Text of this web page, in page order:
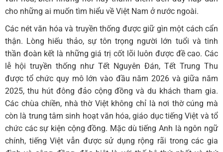
cho những ai muốn tìm hiểu về Việt Nam ở nước ngoài.
Các nét văn hóa và truyền thống được giữ gìn một cách cẩn
thận. Lòng hiếu thảo, sự tôn trọng người lớn tuổi và tinh
thần đoàn kết là những giá trị cốt lõi luôn được đề cao. Các
lễ hội truyền thống như Tết Nguyên Đán, Tết Trung Thu
được tổ chức quy mô lớn vào đầu năm 2026 và giữa năm
2025, thu hút đông đảo cộng đồng và du khách tham gia.
Các chùa chiền, nhà thờ Việt không chỉ là nơi thờ cúng mà
còn là trung tâm sinh hoạt văn hóa, giáo dục tiếng Việt và tổ
chức các sự kiện cộng đồng. Mặc dù tiếng Anh là ngôn ngữ
chính, tiếng Việt vẫn được sử dụng rộng rãi trong các gia